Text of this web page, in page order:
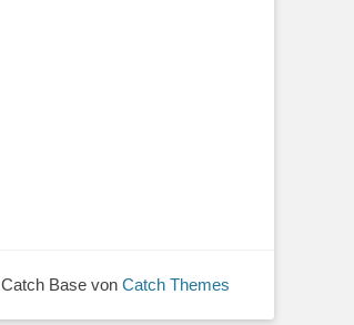
Catch Base von Catch Themes